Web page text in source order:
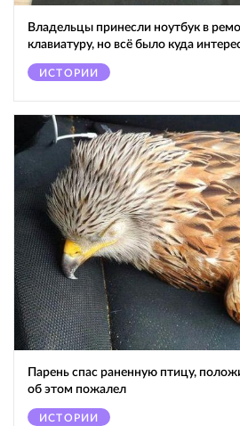
Владельцы принесли ноутбук в
клавиатуру, но всё было куда
ИСТОРИИ
Парень спас раненную птицу,
об этом пожалел
ИСТОРИИ